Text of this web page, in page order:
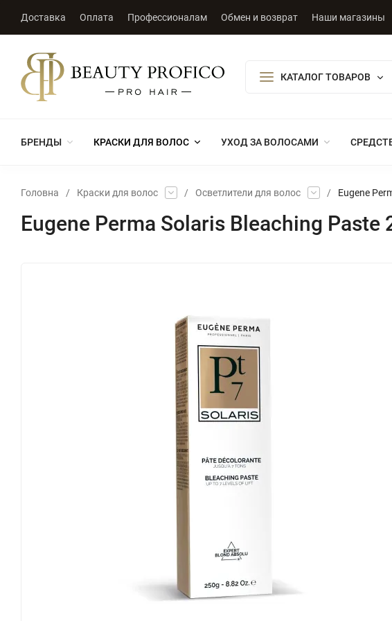
Доставка Оплата Профессионалам Обмен и возврат Наши магазины
КАТАЛОГ ТОВАРОВ
БРЕНДЫ КРАСКИ ДЛЯ ВОЛОС УХОД ЗА ВОЛОСАМИ
Головна / Краски для волос / Осветлители для волос / Eugene
Eugene Perma Solaris Bleaching Paste